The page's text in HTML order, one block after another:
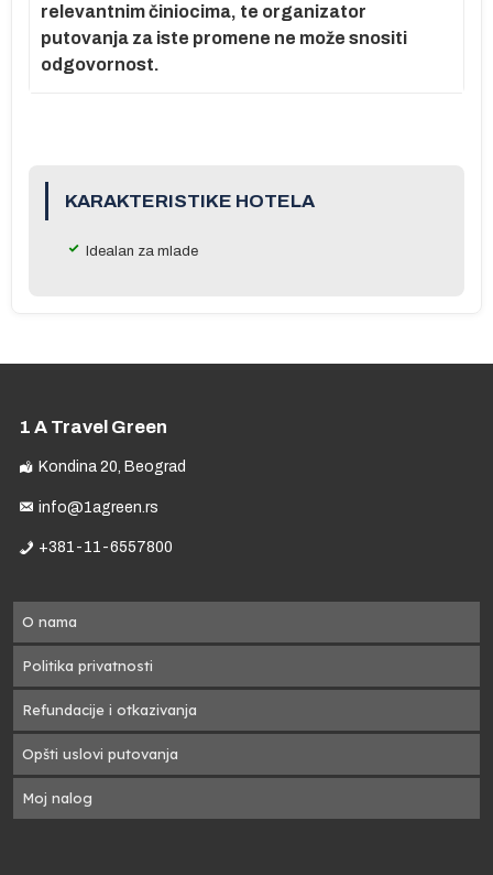
relevantnim činiocima, te organizator
putovanja za iste promene ne može snositi
odgovornost.
KARAKTERISTIKE HOTELA
Idealan za mlade
1 A Travel Green
Kondina 20, Beograd
info@1agreen.rs
+381-11-6557800
O nama
Politika privatnosti
Refundacije i otkazivanja
Opšti uslovi putovanja
Moj nalog